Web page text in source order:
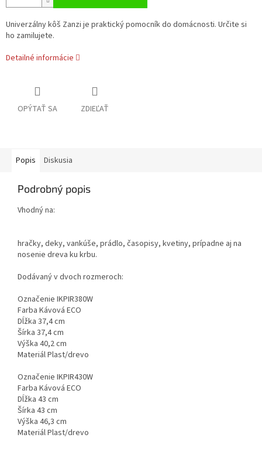
Univerzálny kôš Zanzi je praktický pomocník do domácnosti. Určite si
ho zamilujete.
Detailné informácie
OPÝTAŤ SA ZDIEĽAŤ
Popis Diskusia
Podrobný popis
Vhodný na:
hračky, deky, vankúše, prádlo, časopisy, kvetiny, prípadne aj na
nosenie dreva ku krbu.
Dodávaný v dvoch rozmeroch:
Označenie IKPIR380W
Farba Kávová ECO
Dĺžka 37,4 cm
Šírka 37,4 cm
Výška 40,2 cm
Materiál Plast/drevo
Označenie IKPIR430W
Farba Kávová ECO
Dĺžka 43 cm
Šírka 43 cm
Výška 46,3 cm
Materiál Plast/drevo